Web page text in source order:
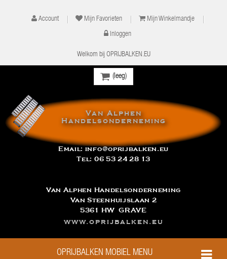
Account Mijn Favorieten Mijn Winkelmandje
Inloggen
Welkom bij OPRIJBALKEN.EU
(leeg)
Van Alphen
Handelsonderneming
Email: info@oprijbalken.eu
Tel: 06 53 24 28 13
Van Alphen Handelsonderneming
Van Steenhuijslaan 2
5361 HW GRAVE
www.oprijbalken.eu
OPRIJBALKEN MOBIEL MENU